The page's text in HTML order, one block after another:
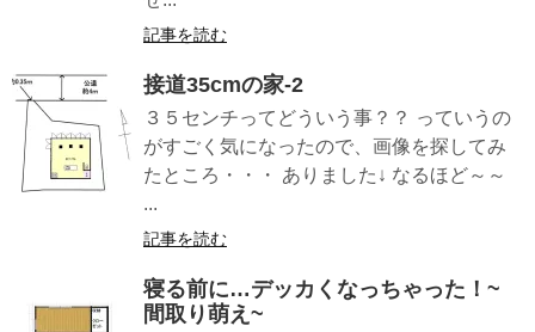
記事を読む
接道35cmの家-2
３５センチってどういう事？？ っていうの
がすごく気になったので、画像を探してみ
たところ・・・ ありました↓ なるほど～～
...
記事を読む
寝る前に…デッカくなっちゃった！~
間取り萌え~